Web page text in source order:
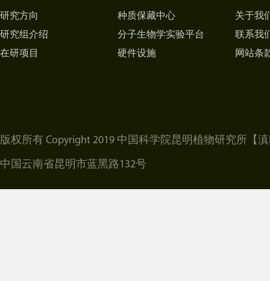
研究方向
研究组介绍
在研项目
种质保藏中心
分子生物学实验平台
硬件设施
关于我
联系我
网站条
版权所有 Copyright 2019 中国科学院昆明植物研究所 【
中国云南省昆明市蓝黑路132号